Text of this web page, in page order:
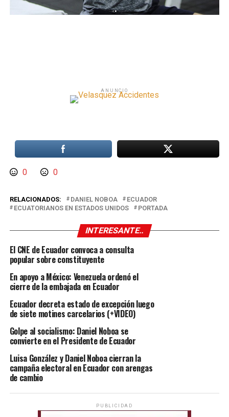
ANUNCIO
0 0
RELACIONADOS: DANIEL NOBOA
ECUADOR
ECUATORIANOS EN ESTADOS UNIDOS
PORTADA
INTERESANTE..
El CNE de Ecuador convoca a consulta
popular sobre constituyente
En apoyo a México: Venezuela ordenó el
cierre de la embajada en Ecuador
Ecuador decreta estado de excepción luego
de siete motines carcelarios (+VIDEO)
Golpe al socialismo: Daniel Noboa se
convierte en el Presidente de Ecuador
Luisa González y Daniel Noboa cierran la
campaña electoral en Ecuador con arengas
de cambio
PUBLICIDAD